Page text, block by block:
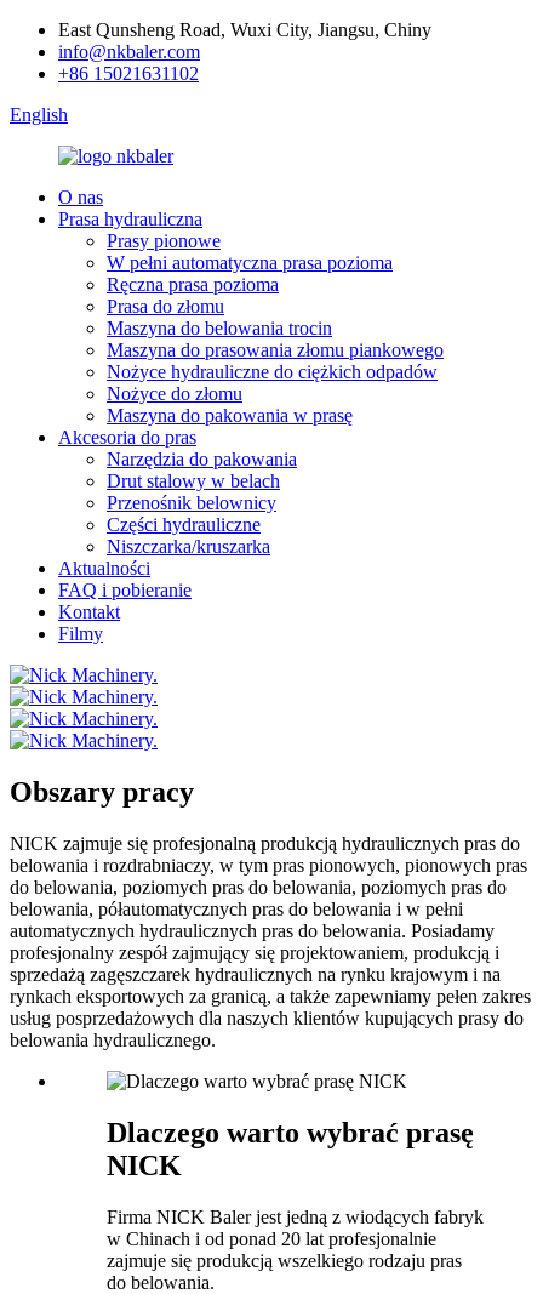
East Qunsheng Road, Wuxi City, Jiangsu, Chiny
info@nkbaler.com
+86 15021631102
English
O nas
Prasa hydrauliczna
Prasy pionowe
W pełni automatyczna prasa pozioma
Ręczna prasa pozioma
Prasa do złomu
Maszyna do belowania trocin
Maszyna do prasowania złomu piankowego
Nożyce hydrauliczne do ciężkich odpadów
Nożyce do złomu
Maszyna do pakowania w prasę
Akcesoria do pras
Narzędzia do pakowania
Drut stalowy w belach
Przenośnik belownicy
Części hydrauliczne
Niszczarka/kruszarka
Aktualności
FAQ i pobieranie
Kontakt
Filmy
Obszary pracy
NICK zajmuje się profesjonalną produkcją hydraulicznych pras do
belowania i rozdrabniaczy, w tym pras pionowych, pionowych pras
do belowania, poziomych pras do belowania, poziomych pras do
belowania, półautomatycznych pras do belowania i w pełni
automatycznych hydraulicznych pras do belowania. Posiadamy
profesjonalny zespół zajmujący się projektowaniem, produkcją i
sprzedażą zagęszczarek hydraulicznych na rynku krajowym i na
rynkach eksportowych za granicą, a także zapewniamy pełen zakres
usług posprzedażowych dla naszych klientów kupujących prasy do
belowania hydraulicznego.
Dlaczego warto wybrać prasę
NICK
Firma NICK Baler jest jedną z wiodących fabryk
w Chinach i od ponad 20 lat profesjonalnie
zajmuje się produkcją wszelkiego rodzaju pras
do belowania.